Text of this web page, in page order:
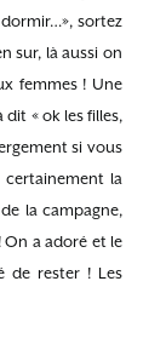
sortez
sur, là aussi on
femmes ! Une
dit « ok les filles,
si vous
certainement la
la campagne,
a adoré et le
de rester ! Les